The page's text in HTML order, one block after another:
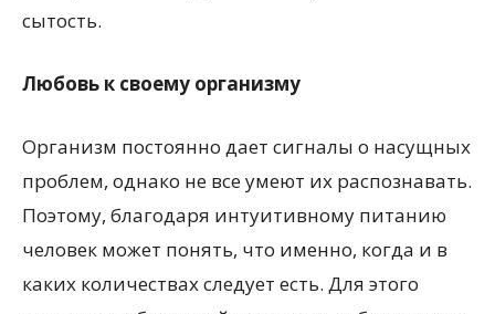
сытость.
Любовь к своему организму
Организм постоянно дает сигналы о насущных
проблем, однако не все умеют их распознавать.
Поэтому, благодаря интуитивному питанию
человек может понять, что именно, когда и в
каких количествах следует есть. Для этого